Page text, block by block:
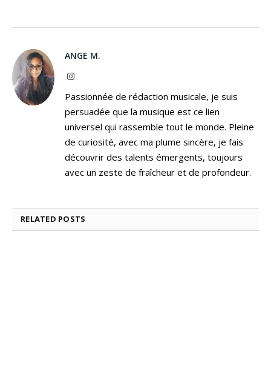
ANGE M.
Instagram
Passionnée de rédaction musicale, je suis
persuadée que la musique est ce lien
universel qui rassemble tout le monde. Pleine
de curiosité, avec ma plume sincère, je fais
découvrir des talents émergents, toujours
avec un zeste de fraîcheur et de profondeur.
RELATED POSTS